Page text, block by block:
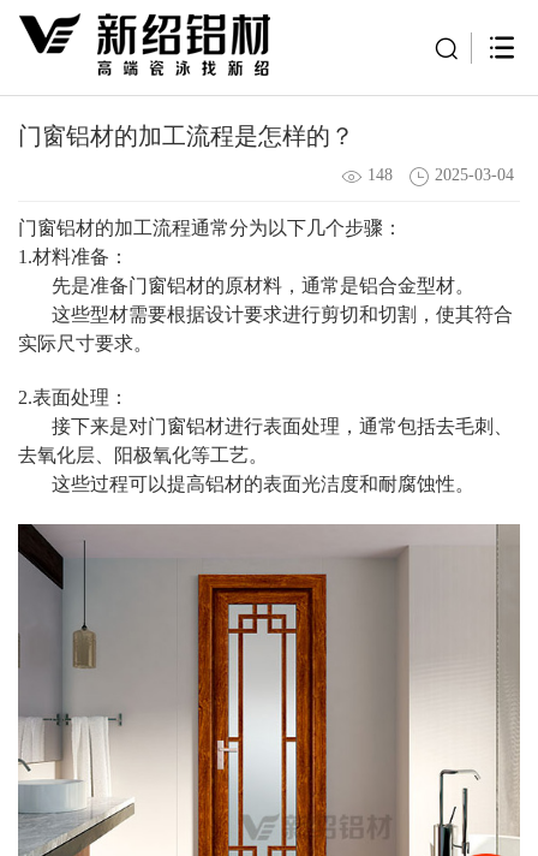
门窗铝材的加工流程是怎样的？
148 2025-03-04
门窗铝材的加工流程通常分为以下几个步骤：
1.材料准备：
先是准备门窗铝材的原材料，通常是铝合金型材。
这些型材需要根据设计要求进行剪切和切割，使其符合
实际尺寸要求。
2.表面处理：
接下来是对门窗铝材进行表面处理，通常包括去毛刺、
去氧化层、阳极氧化等工艺。
这些过程可以提高铝材的表面光洁度和耐腐蚀性。